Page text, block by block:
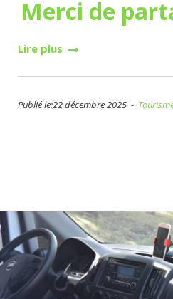
Merci de
Lire plus
Publié le:22 décembre 2025 -